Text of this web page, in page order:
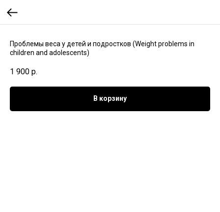
Проблемы веса у детей и подростков (Weight problems in
children and adolescents)
1 900 р.
В корзину